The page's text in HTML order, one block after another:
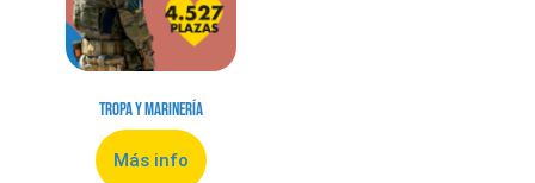
Tropa y Marinería
Más info